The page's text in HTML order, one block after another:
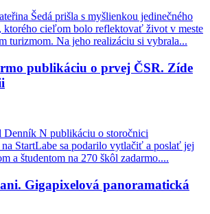
Šedá prišla s myšlienkou jedinečného
ktorého cieľom bolo reflektovať život v meste
turizmom. Na jeho realizáciu si vybrala...
publikáciu o prvej ČSR. Zíde
N publikáciu o storočnici
StartLabe sa podarilo vytlačiť a poslať jej
a študentom na 270 škôl zadarmo....
Gigapixelová panoramatická